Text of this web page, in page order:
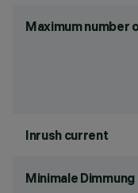
Maximum number
Inrush current
Minimale Dimmung